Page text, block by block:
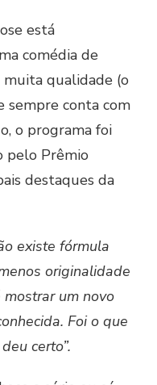
está
comédia de
muita qualidade (o
sempre conta com
o programa foi
pelo Prêmio
destaques da
existe fórmula
originalidade
um novo
Foi o que
certo”.